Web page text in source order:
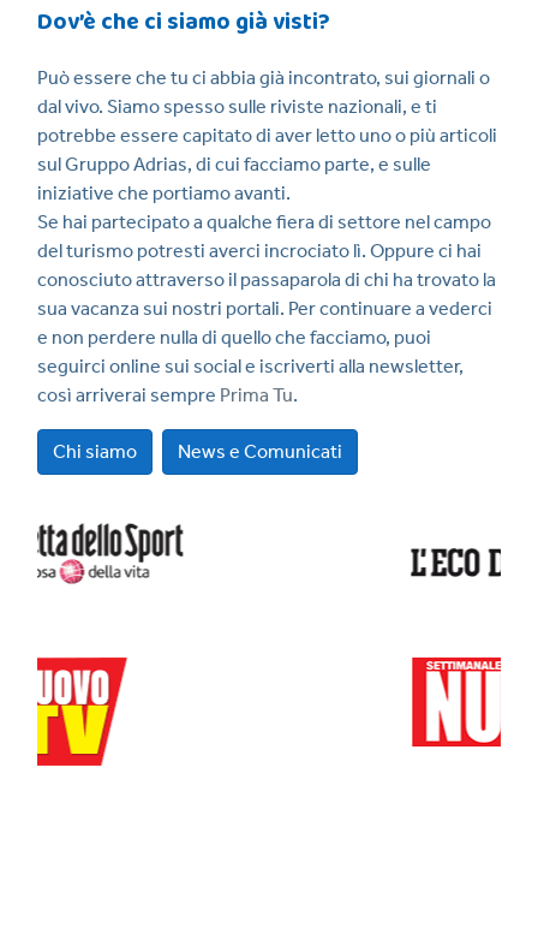
Dov’è che ci siamo già visti?
Può essere che tu ci abbia già incontrato, sui giornali o
dal vivo. Siamo spesso sulle riviste nazionali, e ti
potrebbe essere capitato di aver letto uno o più articoli
sul Gruppo Adrias, di cui facciamo parte, e sulle
iniziative che portiamo avanti.
Se hai partecipato a qualche fiera di settore nel campo
del turismo potresti averci incrociato lì. Oppure ci hai
conosciuto attraverso il passaparola di chi ha trovato la
sua vacanza sui nostri portali. Per continuare a vederci
e non perdere nulla di quello che facciamo, puoi
seguirci online sui social e iscriverti alla newsletter,
così arriverai sempre Prima Tu.
Chi siamo News e Comunicati